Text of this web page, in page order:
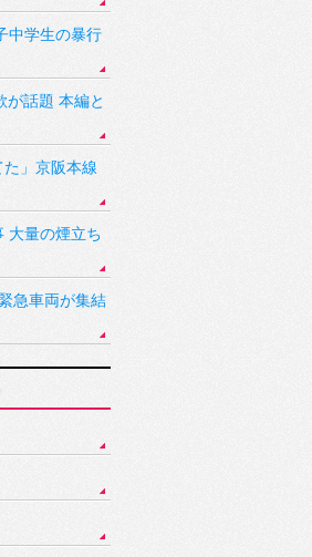
中学生の暴行
が話題 本編と
」京阪本線
大量の煙立ち
急車両が集結